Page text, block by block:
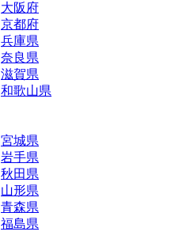
大阪府
京都府
兵庫県
奈良県
滋賀県
和歌山県
宮城県
岩手県
秋田県
山形県
青森県
福島県